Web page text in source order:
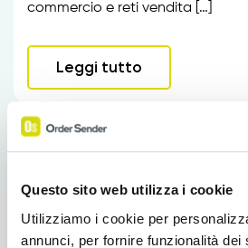
Questo sito web utilizza i cookie
Utilizziamo i cookie per
annunci, per fornire funzionalità dei
commercio e reti vendita […]
Leggi tutto